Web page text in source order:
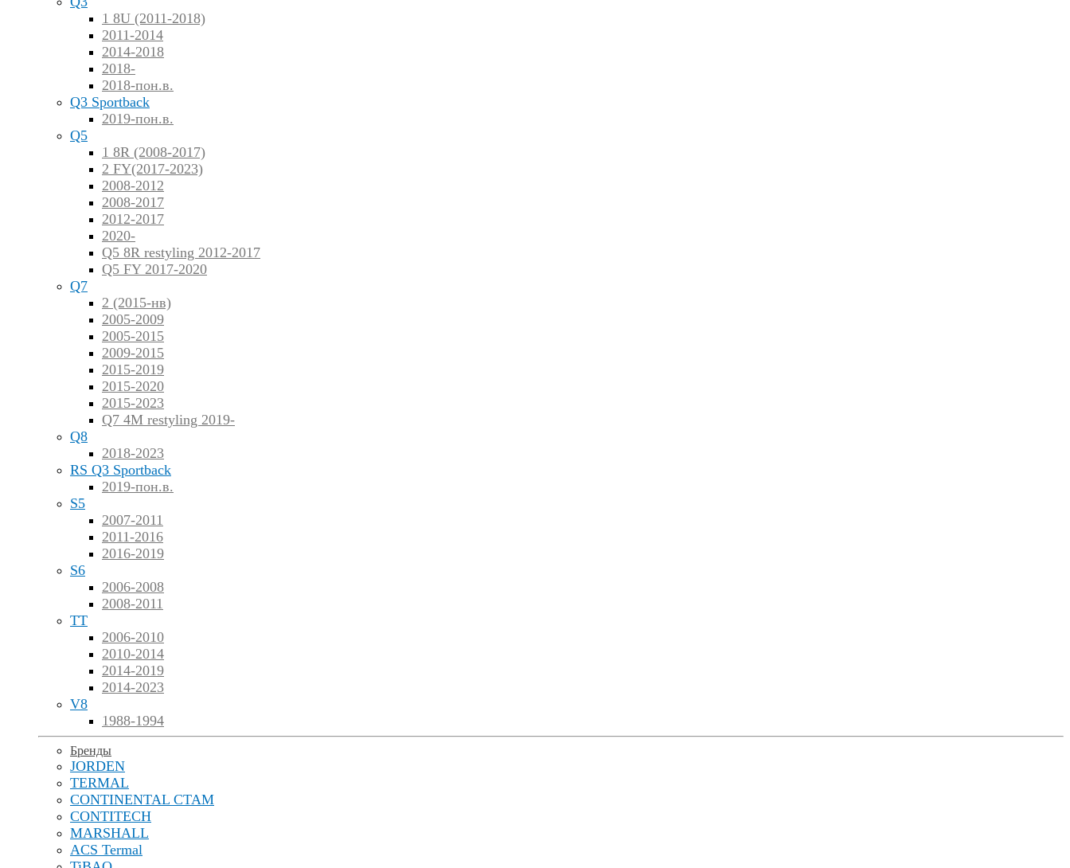
1 8U (2011-2018)
2011-2014
2014-2018
2018-
2018-пон.в.
Q3 Sportback
2019-пон.в.
Q5
1 8R (2008-2017)
2 FY(2017-2023)
2008-2012
2008-2017
2012-2017
2020-
Q5 8R restyling 2012-2017
Q5 FY 2017-2020
Q7
2 (2015-нв)
2005-2009
2005-2015
2009-2015
2015-2019
2015-2020
2015-2023
Q7 4M restyling 2019-
Q8
2018-2023
RS Q3 Sportback
2019-пон.в.
S5
2007-2011
2011-2016
2016-2019
S6
2006-2008
2008-2011
TT
2006-2010
2010-2014
2014-2019
2014-2023
V8
1988-1994
Бренды
JORDEN
TERMAL
CONTINENTAL CTAM
CONTITECH
MARSHALL
ACS Termal